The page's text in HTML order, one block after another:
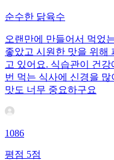
순수한 닭육수
오랜만에 만들어서 먹었
좋았고 시원한 맛을 위해
고 있어요. 식습관이 건
번 먹는 식사에 신경을
맛도 너무 중요하구요
1086
평점 5점